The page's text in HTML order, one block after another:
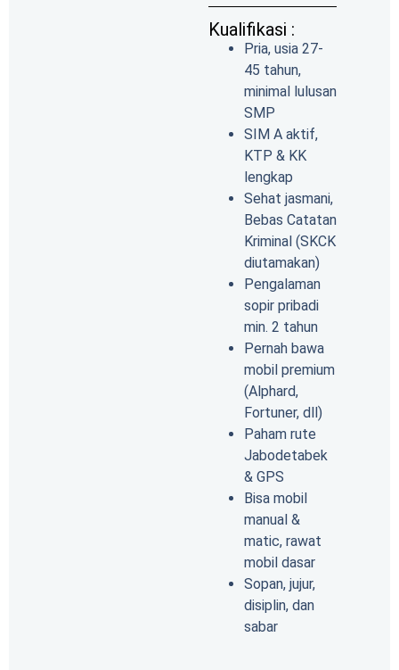
Kualifikasi :
Pria, usia 27-
45 tahun,
minimal lulusan
SMP
SIM A aktif,
KTP & KK
lengkap
Sehat jasmani,
Bebas Catatan
Kriminal (SKCK
diutamakan)
Pengalaman
sopir pribadi
min. 2 tahun
Pernah bawa
mobil premium
(Alphard,
Fortuner, dll)
Paham rute
Jabodetabek
& GPS
Bisa mobil
manual &
matic, rawat
mobil dasar
Sopan, jujur,
disiplin, dan
sabar